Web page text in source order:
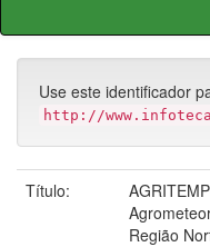
Use este identificador
http://
Título:
Região